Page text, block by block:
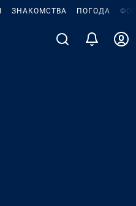
ЗНАКОМСТВА ПОГОДА